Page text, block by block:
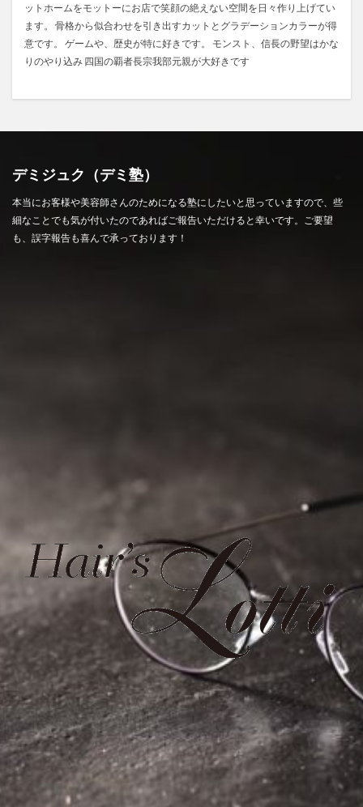
ットホームをモットーにお店で笑顔の絶えない空間を日々作り上げてい
ます。 骨格から似合わせを引き出すカットとグラデーションカラーが得
意です。 ゲームや、歴史が特に好きです。 モンスト、信長の野望はかな
りのやり込み 四国の覇者長宗我部元親が大好きです
デミジュク（デミ塾）
本当にお客様や美容師さんのためになる塾にしたいと思っていますので、些
細なことでも気が付いたのであればご報告いただけると幸いです。ご要望
も、誤字報告も喜んで承っております！